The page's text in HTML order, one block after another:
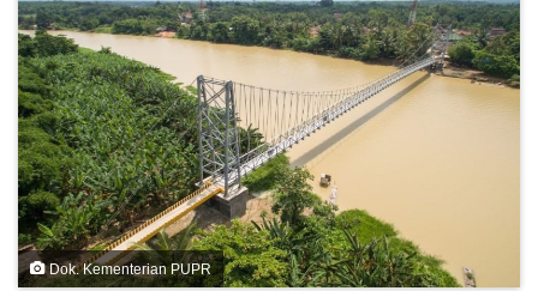
Dok. Kementerian PUPR